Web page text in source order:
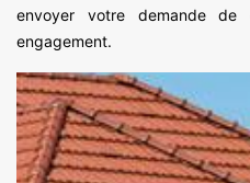
envoyer votre demande
engagement.